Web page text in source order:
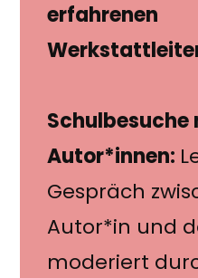
erfahrenen
Schulbesuche
Autor*innen:
Gespräch
Autor*in und
moderiert